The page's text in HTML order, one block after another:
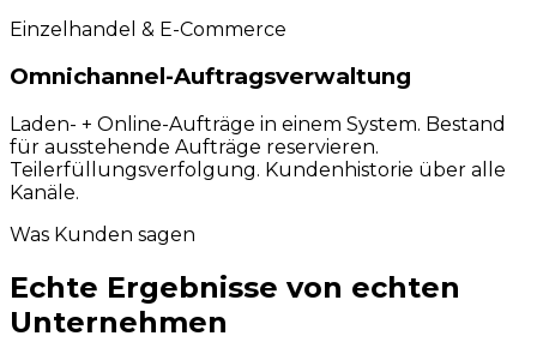
Einzelhandel & E-Commerce
Omnichannel-Auftragsverwaltung
Laden- + Online-Aufträge in einem System. Bestand
für ausstehende Aufträge reservieren.
Teilerfüllungsverfolgung. Kundenhistorie über alle
Kanäle.
Was Kunden sagen
Echte Ergebnisse von echten
Unternehmen